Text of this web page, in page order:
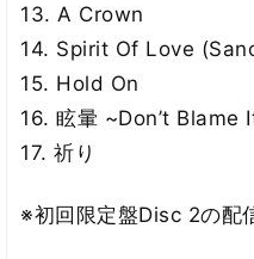
13. A Crown
14. Spirit Of Love
15. Hold On
16. 眩暈 ~Don’t
17. 祈り
※初回限定盤Disc 2の配